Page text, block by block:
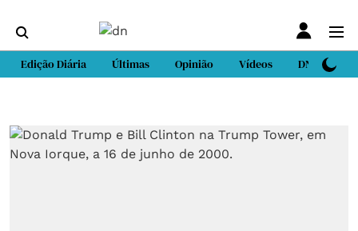
Edição Diária Últimas Opinião Vídeos DN Sport